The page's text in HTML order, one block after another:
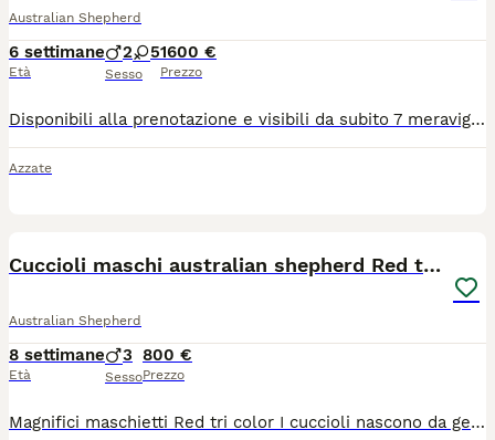
Australian Shepherd
6 settimane
Età
2 5
Sesso
1600 €
Prezzo
Disponibili alla prenotazione e visibili da subito 7 meravigliosi cuccioli di Australian Shepherd (Pastore Australiano) nati da mamma Juniper (Blue Merle), e papà Enok (Black Tricolor). Sono attualmente disponibili 5 FEMMINE e 2 MASCHI. I cuccioli hanno occhi con vari colori e hanno tutti la coda lunga. > Pepper: femmina black tricolor Brie: femmina blue merle Pudding: maschio red merle Clover: femmina red tricolor Couscous: maschio black tricolor Mochi: femmina blue merle Uvetta: femmina black tricolor > I cuccioli sono nati il 27/06/26. Entrambi i genitori sono in possesso di regolare pedigree ENCI ROI, hanno effettuato radiografie anca/gomito e sono stati testati geneticamente per patologie di razza, con deposito DNA Laboklin; hanno anche entrambi alta genealogia con campioni di bellezza tra gli avi. Papà Enok è avviato alla pet therapy. Sono entrambi cani svegli e affettuosi, con una forte volontà di compiacere e rendersi utili, ideali per una famiglia con bambini. molto predisposti per lo sport e la vita in famiglia. I piccoli sono cresciuti in un ambiente domestico ricco di stimoli, abituati alla manipolazione, al kennel, alla toelettatura e al guinzaglio, oltre che una corretta prima conoscenza del mondo esterno. I cuccioli crescono in ambiente familiare, vengono sottoposti ai giusti stimoli e ad una corretta socializzazione. I nostri cani sono dei compagni di vita eccezionali per chi voglia allargare la famiglia o cimentarsi nelle attività cinofile Verranno ceduti a partire dal 75esimo giorno (9 settembre) con pedigree ENCI, vaccinazione, microchip, libretto sanitario con certificato di buona salute e iscrizione anagrafica, passaggio di proprietà, cartella e puppy kit per ogni cucciolo. Si apprezza particolarmente una minima conoscenza della razza. Il compenso varia in base al singolo cucciolo. Per ogni altra informazione, contattare Ylenia al 340.58.59.015 No perditempo, grazie.
Azzate
Cuccioli maschi australian shepherd Red tri color
Australian Shepherd
8 settimane
Età
3
Sesso
800 €
Prezzo
Magnifici maschietti Red tri color I cuccioli nascono da genitori super equilibrati entrambi con pedigree lastre ufficiali Enci e test genetici I cuccioli saranno ceduti dopo 60 gg con: Microchip I vaccino Visita veterinaria SVERMINAZIONE completa